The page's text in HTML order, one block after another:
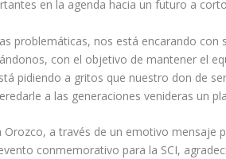
en la agenda hacia un futuro a
problemáticas, nos está encarando con
con el objetivo de mantener el
pidiendo a gritos que nuestro don de
a las generaciones venideras un
a través de un emotivo mensaje
conmemorativo para la SCI,